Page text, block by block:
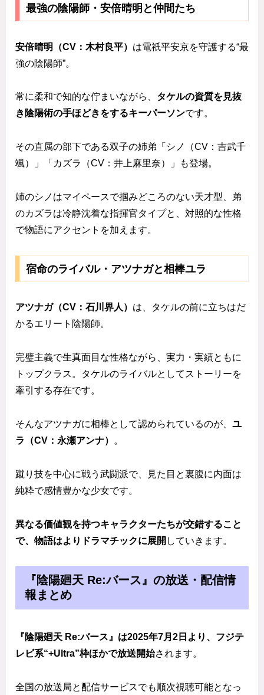
最強の陰陽師・安倍晴明と仲間たち
安倍晴明（CV：木村良平） は電祇平安京を守護する“最
強の陰陽師”。
常に柔和で知的な佇まいながら、 タケルの資質を見抜
き陰陽術の手ほどきをするキーパーソンです。
その直属の部下である双子の姉弟「シノ（CV：吉武千
颯）」「カズラ（CV：井上麻里奈）」も登場。
姉のシノはマイペースで掴みどころのない天才型、弟
のカズラは冷静沈着な指揮官タイプと、対照的な性格
で物語にアクセントを加えます。
宿命のライバル・アツナガと相棒ユラ
アツナガ（CV：石川界人） は、タケルの前に立ちはだ
かるエリート陰陽師。
完璧主義で生真面目な性格ながら、実力・実績ともに
トップクラス。タケルのライバルとしてストーリーを
牽引する存在です。
そんなアツナガに相棒として認められているのが、 ユ
ラ（CV：永瀬アンナ）
。
蹴り技を中心に戦う武闘派で、見た目と裏腹に内面は
純粋で感情豊かな少女です。
異なる価値観を持つキャラクターたちが交錯すること
で、物語はよりドラマチックに展開 していきます。
『陰陽廻天 Re:バース』の放送・配信情
報まとめ
『陰陽廻天 Re:バース』は2025年7月2日より、フジテ
レビ系“+Ultra”枠ほかで放送開始されます。
全国の放送局と配信サービスでも順次視聴可能となっ